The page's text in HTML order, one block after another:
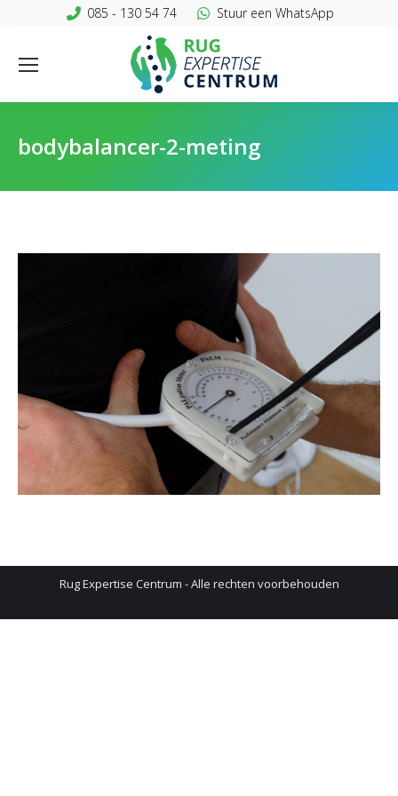
085 - 130 54 74 Stuur een WhatsApp
bodybalancer-2-meting
Rug Expertise Centrum - Alle rechten voorbehouden